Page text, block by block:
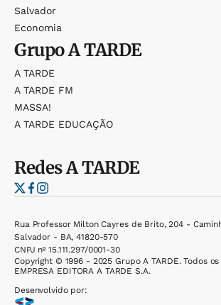
Salvador
Economia
GrupoA TARDE
A TARDE
A TARDE FM
MASSA!
A TARDE EDUCAÇÃO
RedesA TARDE
Rua Professor Milton Cayres de Brito, 204 -
Salvador - BA, 41820-570
CNPJ nº 15.111.297/0001-30
Copyright © 1996 - 2025 Grupo A TARDE. Todos
EMPRESA EDITORA A TARDE S.A.
Desenvolvido por: